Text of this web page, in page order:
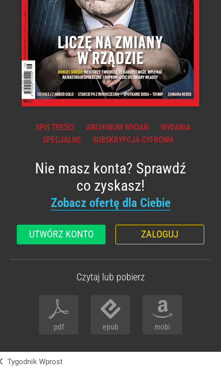
SPIS TREŚCI ARCHIWUM WYDAŃ
WYDANIA
SPECJALNE
SUBSKRYPCJA CYFROWA
Nie masz konta? Sprawdź
co zyskasz!
Zobacz ofertę dla Ciebie
UTWÓRZ KONTO ZALOGUJ
Czytaj lub pobierz
pdf epub mobi
Tygodnik Wprost